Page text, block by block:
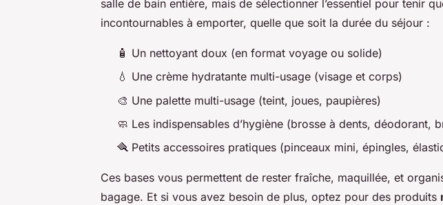
salle de bain entière, mais de sélectionner l’essentiel pour tenir
incontournables à emporter, quelle que soit la durée du séjour :
🧴 Un nettoyant doux (en format voyage ou solide)
💧 Une crème hydratante multi-usage (visage et corps)
🎨 Une palette multi-usage (teint, joues, paupières)
🧼 Les indispensables d’hygiène (brosse à dents, déodorant,
🪮 Petits accessoires pratiques (pinceaux mini, épingles,
Ces bases vous permettent de rester fraîche, maquillée, et
bagage. Et si vous avez besoin de plus, optez pour des produits